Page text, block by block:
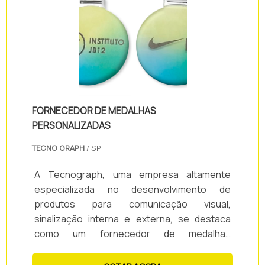
produtos que não necessitam de aeração
FORNECEDOR DE MEDALHAS
PERSONALIZADAS
TECNO GRAPH / SP
A Tecnograph, uma empresa altamente
especializada no desenvolvimento de
produtos para comunicação visual,
sinalização interna e externa, se destaca
como um fornecedor de medalhas